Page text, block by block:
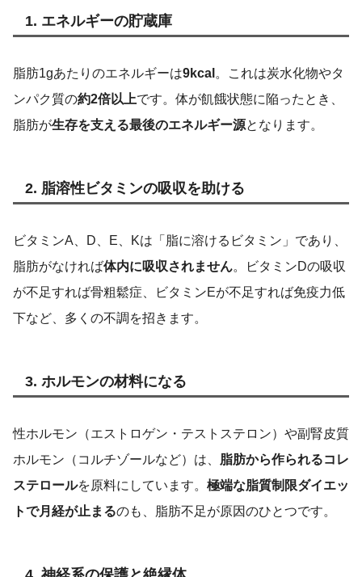
1. エネルギーの貯蔵庫
脂肪1gあたりのエネルギーは9kcal 。これは炭水化物やタ
ンパク質の約2倍以上です。体が飢餓状態に陥ったとき、
脂肪が生存を支える最後のエネルギー源となります。
2. 脂溶性ビタミンの吸収を助ける
ビタミンA、D、E、Kは「脂に溶けるビタミン」であり、
脂肪がなければ体内に吸収されません。ビタミンDの吸収
が不足すれば骨粗鬆症、ビタミンEが不足すれば免疫力低
下など、多くの不調を招きます。
3. ホルモンの材料になる
性ホルモン（エストロゲン・テストステロン）や副腎皮質
ホルモン（コルチゾールなど）は、 脂肪から作られるコレ
ステロールを原料にしています。 極端な脂質制限ダイエッ
トで月経が止まるのも、脂肪不足が原因のひとつです。